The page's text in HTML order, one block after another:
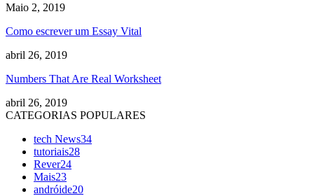
Maio 2, 2019
Como escrever um Essay Vital
abril 26, 2019
Numbers That Are Real Worksheet
abril 26, 2019
CATEGORIAS POPULARES
tech News34
tutoriais28
Rever24
Mais23
andróide20